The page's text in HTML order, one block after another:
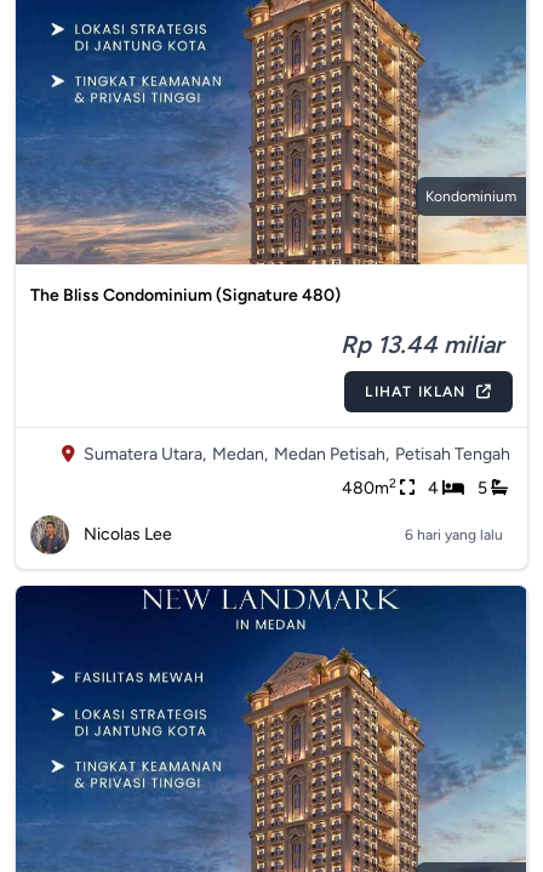
Kondominium
The Bliss Condominium (Signature 480)
Rp 13.44 miliar
LIHAT IKLAN
Sumatera Utara, Medan, Medan Petisah, Petisah Tengah
480m2 4 5
Nicolas Lee 6 hari yang lalu